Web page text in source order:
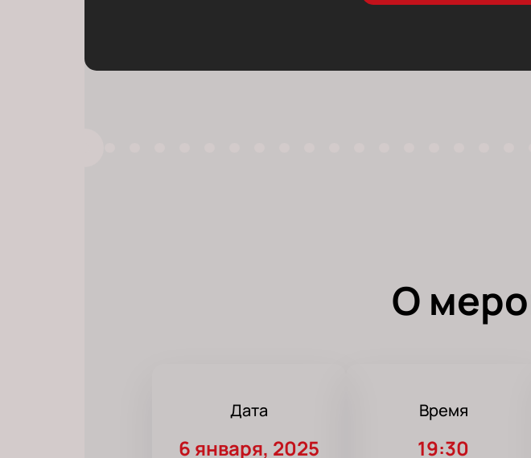
О
Дата
6 января, 2025
Время
19:30